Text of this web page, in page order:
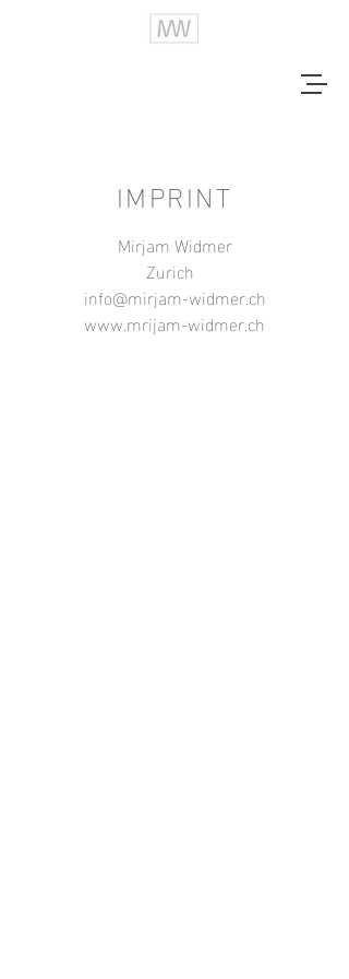
IMPRINT
Mirjam Widmer
Zurich
info@mirjam-widmer.ch
www.mrijam-widmer.ch